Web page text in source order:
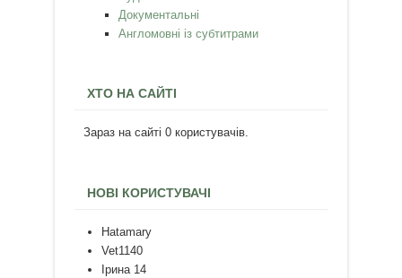
Документальні
Англомовні із субтитрами
ХТО НА САЙТІ
Зараз на сайті 0 користувачів.
НОВІ КОРИСТУВАЧІ
Hatamary
Vet1140
Ірина 14